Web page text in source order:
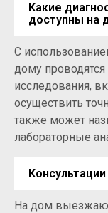
Какие
доступны на
С
дому
исследования,
осуществить
также может
лабораторные
На дом